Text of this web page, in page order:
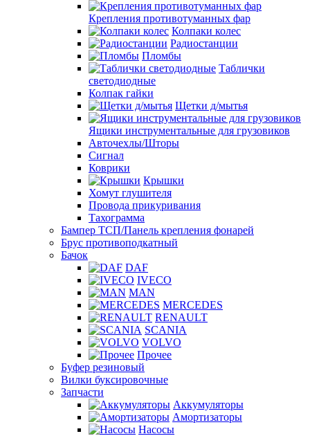
Крепления противотуманных фар
Колпаки колес
Радиостанции
Пломбы
Таблички
светодиодные
Колпак гайки
Щетки д/мытья
Ящики инструментальные для грузовиков
Авточехлы/Шторы
Сигнал
Коврики
Крышки
Хомут глушителя
Провода прикуривания
Тахограмма
Бампер ТСП/Панель крепления фонарей
Брус противоподкатный
Бачок
DAF
IVECO
MAN
MERCEDES
RENAULT
SCANIA
VOLVO
Прочее
Буфер резиновый
Вилки буксировочные
Запчасти
Аккумуляторы
Амортизаторы
Насосы